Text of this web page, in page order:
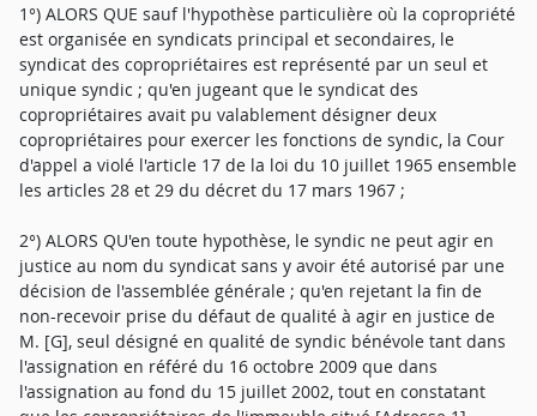
1°) ALORS QUE sauf l'hypothèse particulière où la copropriété
est organisée en syndicats principal et secondaires, le
syndicat des copropriétaires est représenté par un seul et
unique syndic ; qu'en jugeant que le syndicat des
copropriétaires avait pu valablement désigner deux
copropriétaires pour exercer les fonctions de syndic, la Cour
d'appel a violé l'article 17 de la loi du 10 juillet 1965 ensemble
les articles 28 et 29 du décret du 17 mars 1967 ;
2°) ALORS QU'en toute hypothèse, le syndic ne peut agir en
justice au nom du syndicat sans y avoir été autorisé par une
décision de l'assemblée générale ; qu'en rejetant la fin de
non-recevoir prise du défaut de qualité à agir en justice de
M. [G], seul désigné en qualité de syndic bénévole tant dans
l'assignation en référé du 16 octobre 2009 que dans
l'assignation au fond du 15 juillet 2002, tout en constatant